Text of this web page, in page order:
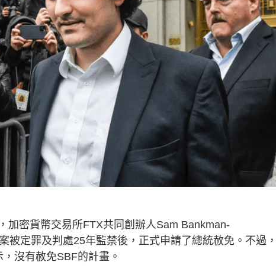
加密貨幣交易所FTX共同創辦人Sam Bankman-
被定罪及判處25年監禁後，正式申請了總統赦免。不過
沒有赦免SBF的計畫。